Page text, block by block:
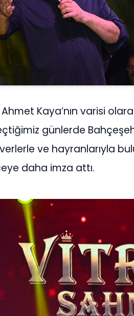
Kaya’nın varisi
günlerde
ve hayranlarıyla
daha imza attı.